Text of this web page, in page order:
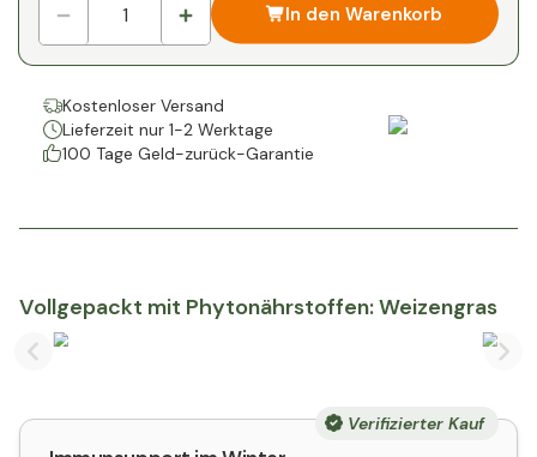
In den Warenkorb
Kostenloser Versand
Lieferzeit nur 1-2 Werktage
100 Tage Geld-zurück-Garantie
Vollgepackt mit Phytonährstoffen: Weizengras
Previous slide
Verifizierter Kauf